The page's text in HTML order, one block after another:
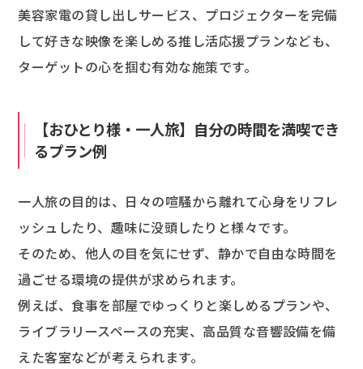
美容家電の貸し出しサービス、プロジェクターを完備
して好きな映像を楽しめる推し活応援プランなども、
ターゲットの心を掴む有効な施策です。
【おひとり様・一人旅】自分の時間を満喫でき
るプラン例
一人旅の目的は、日々の喧騒から離れて心身をリフレ
ッシュしたり、趣味に没頭したりと様々です。
そのため、他人の目を気にせず、静かで自由な時間を
過ごせる環境の提供が求められます。
例えば、食事を部屋でゆっくりと楽しめるプランや、
ライブラリースペースの充実、高品質な音響設備を備
えた客室などが考えられます。